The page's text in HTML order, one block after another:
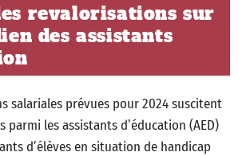
revalorisations sur
des assistants
salariales prévues pour 2024 suscitent
les assistants d’éducation (AED)
d’élèves en situation de handicap